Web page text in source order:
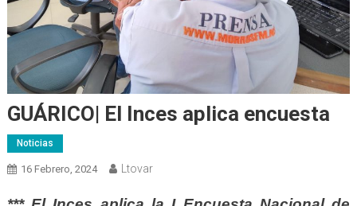
GUÁRICO| El Inces aplica encuesta
Noticias
16 Febrero, 2024 Ltovar